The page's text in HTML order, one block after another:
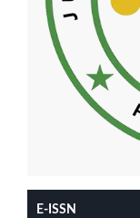
E-ISSN